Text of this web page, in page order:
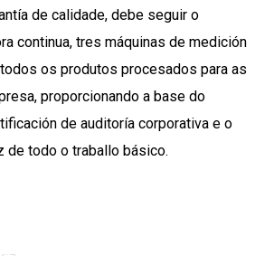
de calidade, debe seguir o
continua, tres máquinas de medición
os produtos procesados ​​para as
proporcionando a base do
de auditoría corporativa e o
de todo o traballo básico.